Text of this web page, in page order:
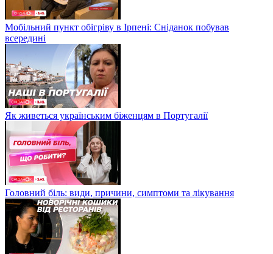
Мобільний пункт обігріву в Ірпені: Сніданок побував
всередині
Як живеться українським біженцям в Португалії
Головний біль: види, причини, симптоми та лікування